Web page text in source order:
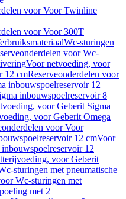
voor Voor Twinline
voor Voor 300T
Wc-sturingen
voor Wc-
Voor netvoeding, voor
12 cmReserveonderdelen voor
inbouwspoelreservoir 12
inbouwspoelreservoir 8
voor Geberit Sigma
voor Geberit Omega
voor Voor
12 cmVoor
12
voor Geberit
sturingen met pneumatische
Wc-sturingen met
met 2